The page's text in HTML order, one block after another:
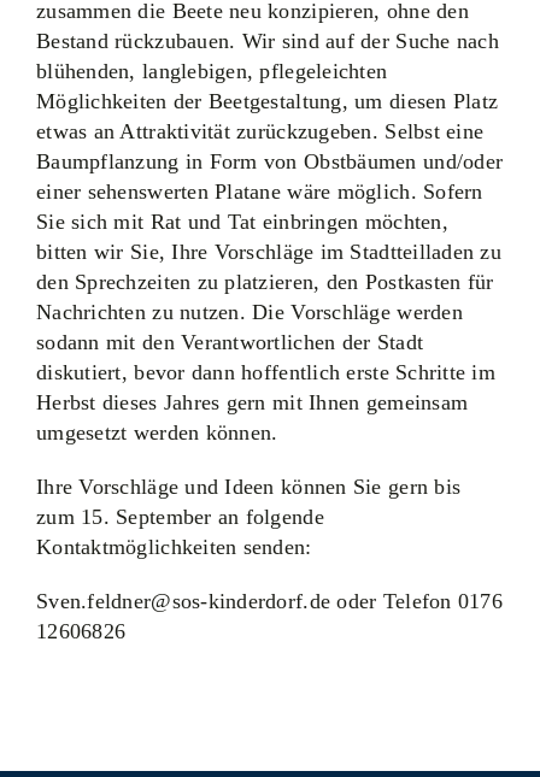
zusammen die Beete neu konzipieren, ohne den
Bestand rückzubauen. Wir sind auf der Suche nach
blühenden, langlebigen, pflegeleichten
Möglichkeiten der Beetgestaltung, um diesen Platz
etwas an Attraktivität zurückzugeben. Selbst eine
Baumpflanzung in Form von Obstbäumen und/oder
einer sehenswerten Platane wäre möglich. Sofern
Sie sich mit Rat und Tat einbringen möchten,
bitten wir Sie, Ihre Vorschläge im Stadtteilladen zu
den Sprechzeiten zu platzieren, den Postkasten für
Nachrichten zu nutzen. Die Vorschläge werden
sodann mit den Verantwortlichen der Stadt
diskutiert, bevor dann hoffentlich erste Schritte im
Herbst dieses Jahres gern mit Ihnen gemeinsam
umgesetzt werden können.
Ihre Vorschläge und Ideen können Sie gern bis
zum 15. September an folgende
Kontaktmöglichkeiten senden:
Sven.feldner@sos-kinderdorf.de oder Telefon 0176
12606826